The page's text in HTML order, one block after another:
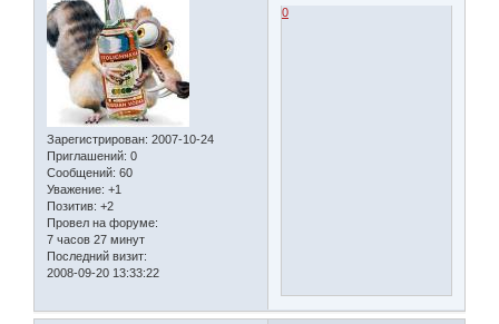
Зарегистрирован: 2007-10-24
Приглашений: 0
Сообщений: 60
Уважение: +1
Позитив: +2
Провел на форуме:
7 часов 27 минут
Последний визит:
2008-09-20 13:33:22
0